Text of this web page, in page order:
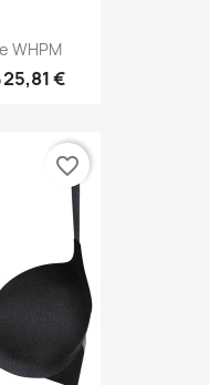
WHPM
25,81 €
favorite_border